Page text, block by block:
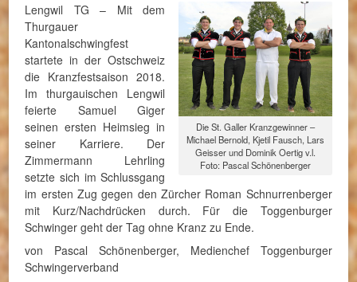
Die St. Galler Kranzgewinner –
Michael Bernold, Kjetil Fausch, Lars
Geisser und Dominik Oertig v.l.
Foto: Pascal Schönenberger
Lengwil TG – Mit dem
Thurgauer
Kantonalschwingfest
startete in der Ostschweiz
die Kranzfestsaison 2018.
Im thurgauischen Lengwil
feierte Samuel Giger
seinen ersten Heimsieg in
seiner Karriere. Der
Zimmermann Lehrling
setzte sich im Schlussgang
im ersten Zug gegen den Zürcher Roman Schnurrenberger
mit Kurz/Nachdrücken durch. Für die Toggenburger
Schwinger geht der Tag ohne Kranz zu Ende.
von Pascal Schönenberger, Medienchef Toggenburger
Schwingerverband